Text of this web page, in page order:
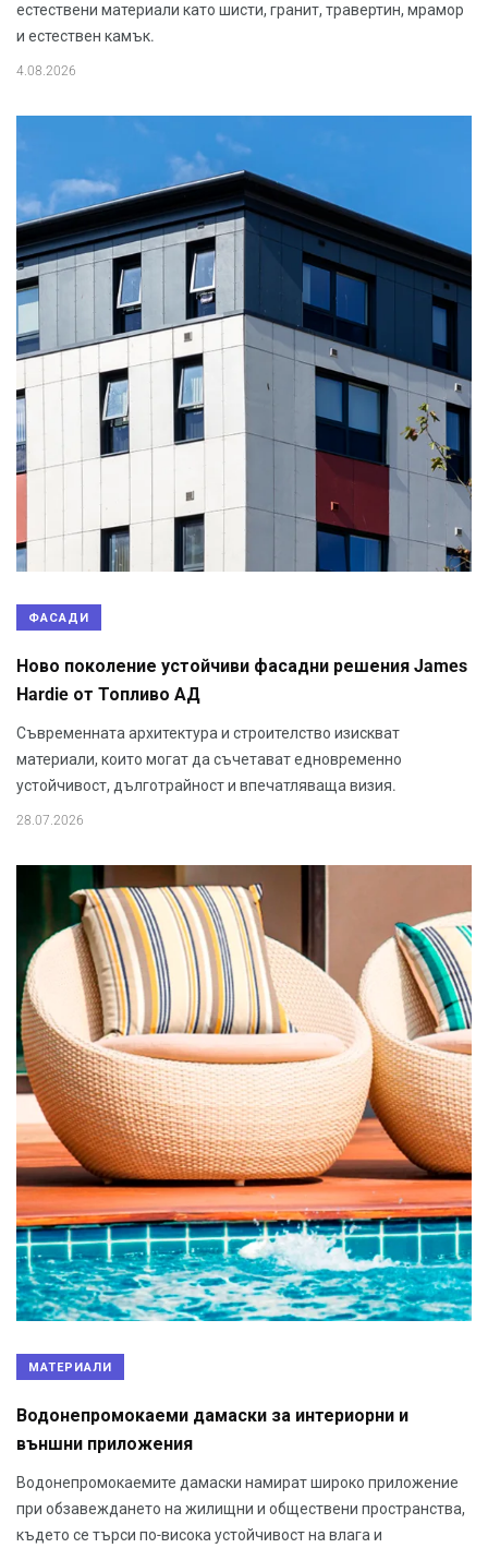
естествени материали като шисти, гранит, травертин, мрамор
и естествен камък.
4.08.2026
ФАСАДИ
Ново поколение устойчиви фасадни решения James
Hardie от Топливо АД
Съвременната архитектура и строителство изискват
материали, които могат да съчетават едновременно
устойчивост, дълготрайност и впечатляваща визия.
28.07.2026
МАТЕРИАЛИ
Водонепромокаеми дамаски за интериорни и
външни приложения
Водонепромокаемите дамаски намират широко приложение
при обзавеждането на жилищни и обществени пространства,
където се търси по-висока устойчивост на влага и